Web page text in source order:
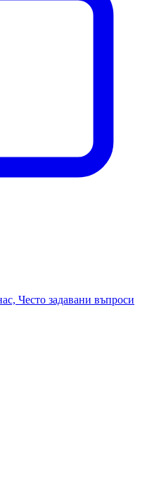
Често задавани въпроси